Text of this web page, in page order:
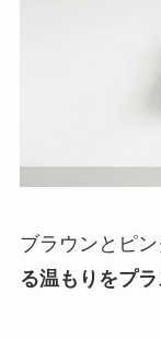
ブラウンとピン
る温もりをプラ